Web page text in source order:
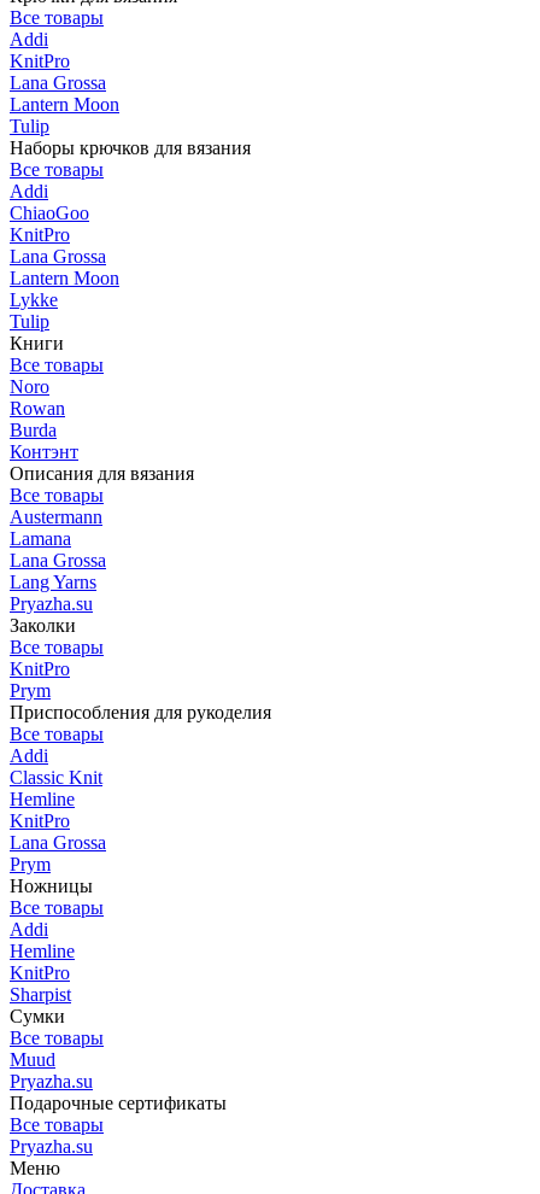
Все товары
Addi
KnitPro
Lana Grossa
Lantern Moon
Tulip
Наборы крючков для вязания
Все товары
Addi
ChiaoGoo
KnitPro
Lana Grossa
Lantern Moon
Lykke
Tulip
Книги
Все товары
Noro
Rowan
Burda
Контэнт
Описания для вязания
Все товары
Austermann
Lamana
Lana Grossa
Lang Yarns
Pryazha.su
Заколки
Все товары
KnitPro
Prym
Приспособления для рукоделия
Все товары
Addi
Classic Knit
Hemline
KnitPro
Lana Grossa
Prym
Ножницы
Все товары
Addi
Hemline
KnitPro
Sharpist
Сумки
Все товары
Muud
Pryazha.su
Подарочные сертификаты
Все товары
Pryazha.su
Меню
Доставка